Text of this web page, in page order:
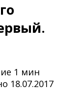
1 мин
18.07.2017